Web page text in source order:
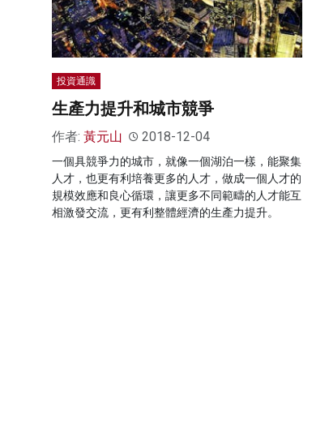
投資通識
生產力提升和城市競爭
作者: 黃元山 2018-12-04
一個具競爭力的城市，就像一個湖泊一樣，能聚集
人才，也更有利培養更多的人才，做成一個人才的
規模效應和良心循環，讓更多不同範疇的人才能互
相激發交流，更有利整體經濟的生產力提升。